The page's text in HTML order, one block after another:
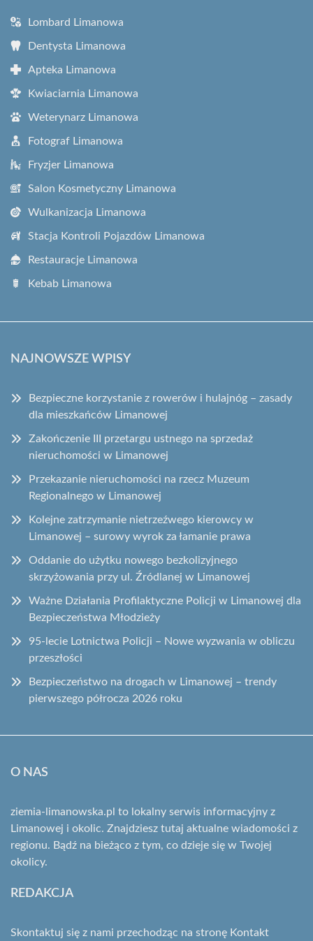
Lombard Limanowa
Dentysta Limanowa
Apteka Limanowa
Kwiaciarnia Limanowa
Weterynarz Limanowa
Fotograf Limanowa
Fryzjer Limanowa
Salon Kosmetyczny Limanowa
Wulkanizacja Limanowa
Stacja Kontroli Pojazdów Limanowa
Restauracje Limanowa
Kebab Limanowa
NAJNOWSZE WPISY
Bezpieczne korzystanie z rowerów i hulajnóg – zasady
dla mieszkańców Limanowej
Zakończenie III przetargu ustnego na sprzedaż
nieruchomości w Limanowej
Przekazanie nieruchomości na rzecz Muzeum
Regionalnego w Limanowej
Kolejne zatrzymanie nietrzeźwego kierowcy w
Limanowej – surowy wyrok za łamanie prawa
Oddanie do użytku nowego bezkolizyjnego
skrzyżowania przy ul. Źródlanej w Limanowej
Ważne Działania Profilaktyczne Policji w Limanowej dla
Bezpieczeństwa Młodzieży
95-lecie Lotnictwa Policji – Nowe wyzwania w obliczu
przeszłości
Bezpieczeństwo na drogach w Limanowej – trendy
pierwszego półrocza 2026 roku
O NAS
ziemia-limanowska.pl to lokalny serwis informacyjny z
Limanowej i okolic. Znajdziesz tutaj aktualne wiadomości z
regionu. Bądź na bieżąco z tym, co dzieje się w Twojej
okolicy.
REDAKCJA
Skontaktuj się z nami przechodząc na stronę Kontakt